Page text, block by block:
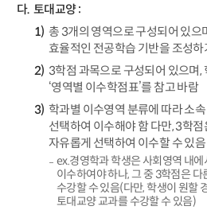
토대교양 :
총 3개의 영역으로 구성되어 있으
효율적인 전공학습 기반을 조성
3학점 과목으로 구성되어 있으며
‘영역별 이수학점표’를 참고 바람
학과별 이수영역 분류에 따라 소
선택하여 이수해야 함 다만, 3학
자유롭게 선택하여 이수할 수 있음
ex.경영학과 학생은 사회영역 내
이수하여야 하나, 그 중 3학점은
수강할 수 있음(다만, 학생이 원할
토대교양 교과를 수강할 수 있음)